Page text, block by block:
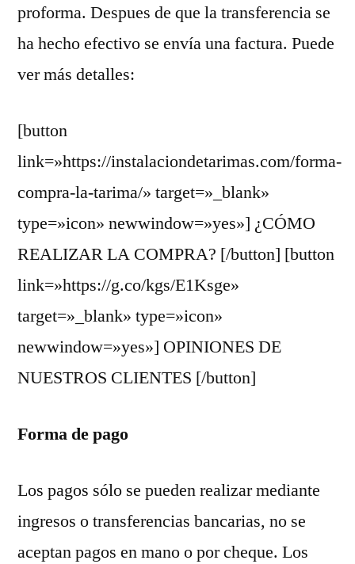
proforma. Despues de que la transferencia se
ha hecho efectivo se envía una factura. Puede
ver más detalles:
[button
link=»https://instalaciondetarimas.com/forma-
compra-la-tarima/» target=»_blank»
type=»icon» newwindow=»yes»] ¿CÓMO
REALIZAR LA COMPRA? [/button] [button
link=»https://g.co/kgs/E1Ksge»
target=»_blank» type=»icon»
newwindow=»yes»] OPINIONES DE
NUESTROS CLIENTES [/button]
Forma de pago
Los pagos sólo se pueden realizar mediante
ingresos o transferencias bancarias, no se
aceptan pagos en mano o por cheque. Los